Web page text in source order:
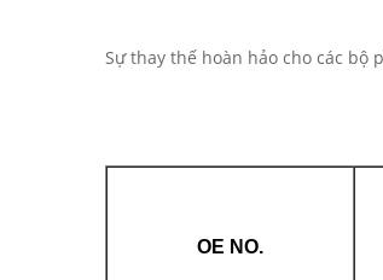
Sự thay thế hoàn hảo cho các
OE NO.